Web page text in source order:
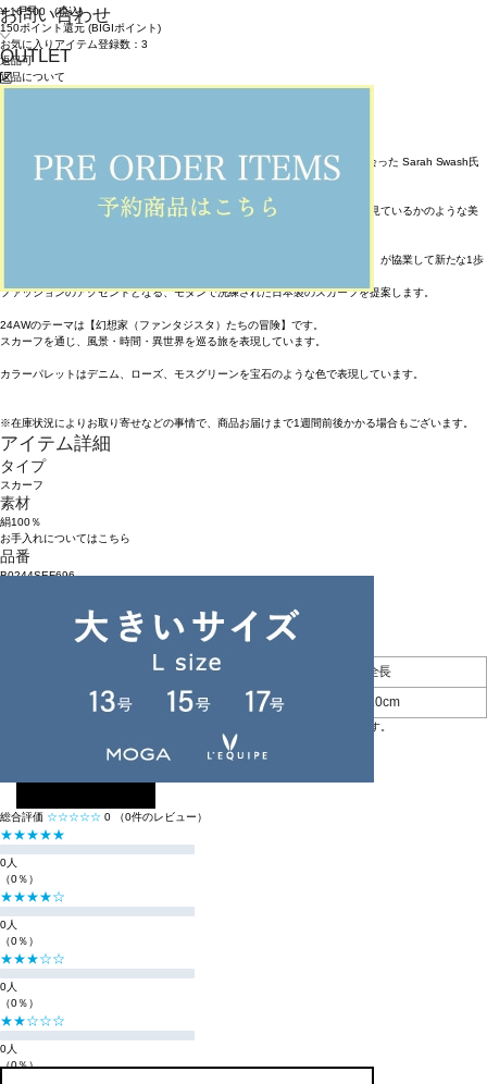
お問い合わせ
OUTLET
¥ 16,500
(税込)
150ポイント還元 (BIGIポイント)
お気に入りアイテム登録数： 3
返品可
返品について
カラー・サイズを選択する
【SWASH LONDON】は2004年にロンドンの名門セント・マーチンズで出会った Sarah Swash氏
と山中俊夫氏によって設立されました。
そのアイテムはユーモアと詩心あふれる幻想的なプリントで、まるで絵画を見ているかのような美
2024年より 【SWASH LONDON】と日本のスカーフメーカー【MOONBAT】が協業して新たな1歩
ファッションのアクセントとなる、モダンで洗練された日本製のスカーフを提案します。
24AWのテーマは【幻想家（ファンタジスタ）たちの冒険】です。
スカーフを通じ、風景・時間・異世界を巡る旅を表現しています。
カラーパレットはデニム、ローズ、モスグリーンを宝石のような色で表現しています。
※在庫状況によりお取り寄せなどの事情で、商品お届けまで1週間前後かかる場合もございます。
アイテム詳細
タイプ
スカーフ
素材
絹100％
お手入れについてはこちら
品番
B0244SEF696
アイテムサイズ
幅
全長
67.0cm 66.0cm
※BIGI ONLINE STOREの商品は、独自の採寸方法により採寸をしております。
をご覧ください。
総合評価 ☆☆☆☆☆ 0 （0件のレビュー）
★★★★★
0人
（0％）
★★★★☆
0人
（0％）
★★★☆☆
0人
（0％）
★★☆☆☆
0人
（0％）